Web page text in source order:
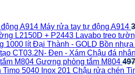
Máy rửa tay tự động A914
Lavabo treo
Bồn
Chậu đá
Gương phòng tắm M804
Chậu rửa chén